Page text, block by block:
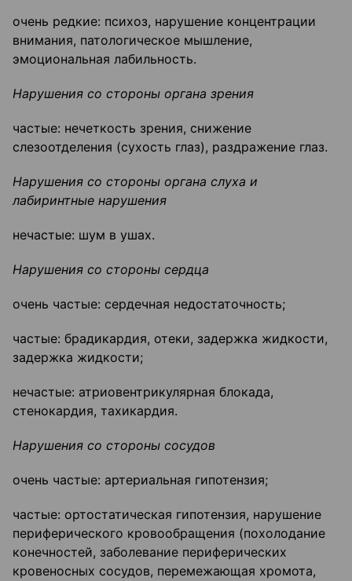
очень редкие: психоз, нарушение концентрации
внимания, патологическое мышление,
эмоциональная лабильность.
Нарушения со стороны органа зрения
частые: нечеткость зрения, снижение
слезоотделения (сухость глаз), раздражение глаз.
Нарушения со стороны органа слуха и
лабиринтные нарушения
нечастые: шум в ушах.
Нарушения со стороны сердца
очень частые: сердечная недостаточность;
частые: брадикардия, отеки, задержка жидкости,
задержка жидкости;
нечастые: атриовентрикулярная блокада,
стенокардия, тахикардия.
Нарушения со стороны сосудов
очень частые: артериальная гипотензия;
частые: ортостатическая гипотензия, нарушение
периферического кровообращения (похолодание
конечностей, заболевание периферических
кровеносных сосудов, перемежающая хромота,